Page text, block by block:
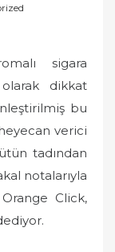
sigara
dikkat
bu
verici
tadından
notalarıyla
Click,